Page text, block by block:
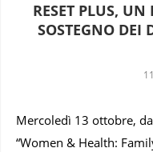
RESET PLUS, UN
SOSTEGNO DEI
Mercoledì 13 ottobre,
“Women & Health: